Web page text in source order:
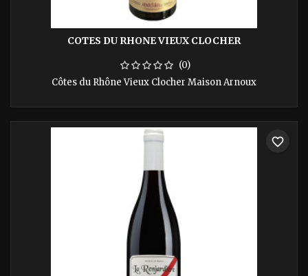
COTES DU RHONE VIEUX CLOCHER
(0)
Côtes du Rhône Vieux Clocher Maison Arnoux
favorite_border